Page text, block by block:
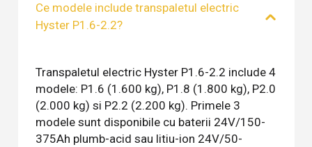
Ce modele include transpaletul electric
Hyster P1.6-2.2?
Transpaletul electric Hyster P1.6-2.2 include 4
modele: P1.6 (1.600 kg), P1.8 (1.800 kg), P2.0
(2.000 kg) si P2.2 (2.200 kg). Primele 3
modele sunt disponibile cu baterii 24V/150-
375Ah plumb-acid sau litiu-ion 24V/50-